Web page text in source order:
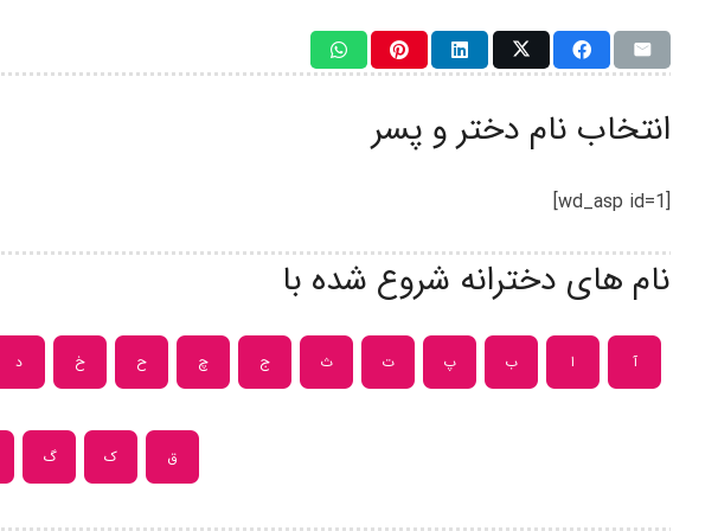
انتخاب نام دختر و پسر
[wd_asp id=1]
نام های دخترانه شروع شده با
آ ا ب پ ت ث ج چ ح خ د
ق ک گ